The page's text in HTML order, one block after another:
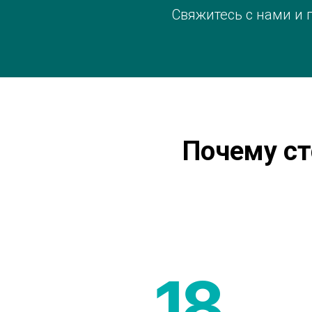
Свяжитесь с нами и
Почему